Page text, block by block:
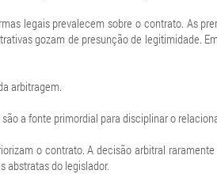
legais prevalecem sobre o contrato. As
gozam de presunção de legitimidade.
arbitragem.
a fonte primordial para disciplinar o
o contrato. A decisão arbitral
abstratas do legislador.